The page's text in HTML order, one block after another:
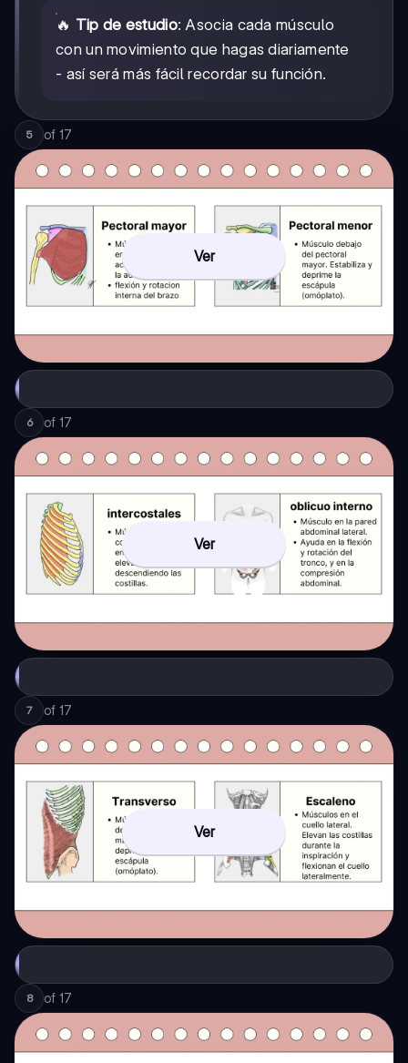
🔥 Tip de estudio: Asocia cada músculo
con un movimiento que hagas diariamente
- así será más fácil recordar su función.
5 of 17
Ver
6 of 17
Ver
7 of 17
Ver
8 of 17